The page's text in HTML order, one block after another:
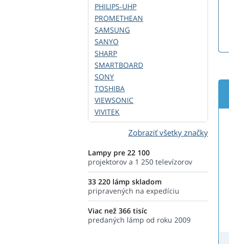
PHILIPS-UHP
PROMETHEAN
SAMSUNG
SANYO
SHARP
SMARTBOARD
SONY
TOSHIBA
VIEWSONIC
VIVITEK
Zobraziť všetky značky
Lampy pre 22 100
projektorov a 1 250 televízorov
33 220 lámp skladom
pripravených na expedíciu
Viac než 366 tisíc
predaných lámp od roku 2009